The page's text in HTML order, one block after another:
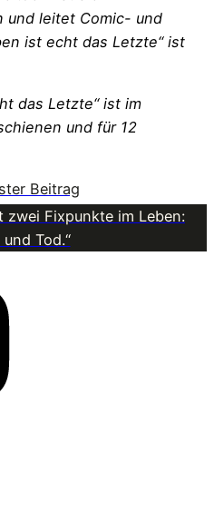
und leitet Comic- und
ist echt das Letzte“ ist
das Letzte“ ist im
und für 12
Beitrag
zwei Fixpunkte im Leben:
Tod.“